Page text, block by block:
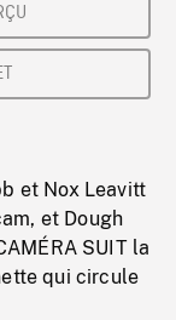
et Nox Leavitt
et Dough
SUIT la
qui circule